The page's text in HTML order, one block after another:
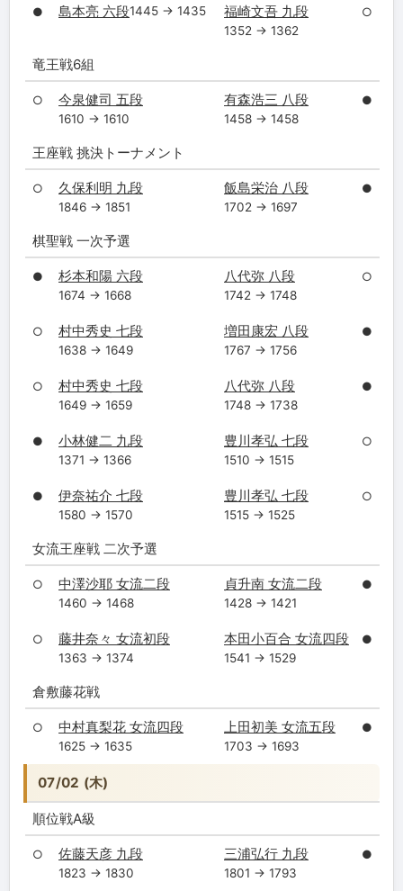
● 島本亮 六段1445 → 1435 福崎文吾 九段
1352 → 1362
○
竜王戦6組
○ 今泉健司 五段
1610 → 1610
有森浩三 八段
1458 → 1458
●
王座戦 挑決トーナメント
○ 久保利明 九段
1846 → 1851
飯島栄治 八段
1702 → 1697
●
棋聖戦 一次予選
● 杉本和陽 六段
1674 → 1668
八代弥 八段
1742 → 1748
○
○ 村中秀史 七段
1638 → 1649
増田康宏 八段
1767 → 1756
●
○ 村中秀史 七段
1649 → 1659
八代弥 八段
1748 → 1738
●
● 小林健二 九段
1371 → 1366
豊川孝弘 七段
1510 → 1515
○
● 伊奈祐介 七段
1580 → 1570
豊川孝弘 七段
1515 → 1525
○
女流王座戦 二次予選
○ 中澤沙耶 女流二段
1460 → 1468
貞升南 女流二段
1428 → 1421
●
○ 藤井奈々 女流初段
1363 → 1374
本田小百合 女流四段
1541 → 1529
●
倉敷藤花戦
○ 中村真梨花 女流四段
1625 → 1635
上田初美 女流五段
1703 → 1693
●
07/02 (木)
順位戦A級
○ 佐藤天彦 九段
1823 → 1830
三浦弘行 九段
1801 → 1793
●